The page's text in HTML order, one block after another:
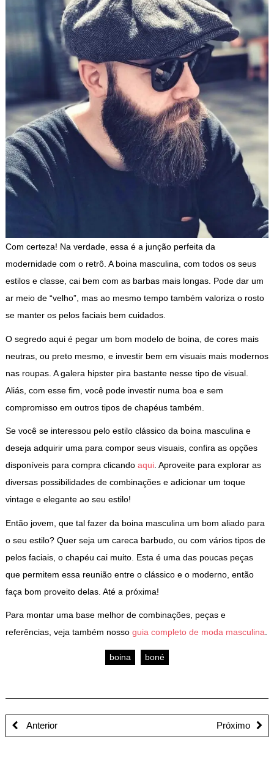
Com certeza! Na verdade, essa é a junção perfeita da
modernidade com o retrô. A boina masculina, com todos os seus
estilos e classe, cai bem com as barbas mais longas. Pode dar um
ar meio de “velho”, mas ao mesmo tempo também valoriza o rosto
se manter os pelos faciais bem cuidados.
O segredo aqui é pegar um bom modelo de boina, de cores mais
neutras, ou preto mesmo, e investir bem em visuais mais modernos
nas roupas. A galera hipster pira bastante nesse tipo de visual.
Aliás, com esse fim, você pode investir numa boa e sem
compromisso em outros tipos de chapéus também.
Se você se interessou pelo estilo clássico da boina masculina e
deseja adquirir uma para compor seus visuais, confira as opções
disponíveis para compra clicando aqui. Aproveite para explorar as
diversas possibilidades de combinações e adicionar um toque
vintage e elegante ao seu estilo!
Então jovem, que tal fazer da boina masculina um bom aliado para
o seu estilo? Quer seja um careca barbudo, ou com vários tipos de
pelos faciais, o chapéu cai muito. Esta é uma das poucas peças
que permitem essa reunião entre o clássico e o moderno, então
faça bom proveito delas. Até a próxima!
Para montar uma base melhor de combinações, peças e
referências, veja também nosso guia completo de moda masculina
boina boné
Anterior Próximo